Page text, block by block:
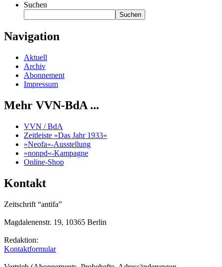
Suchen
Suchen
Navigation
Aktuell
Archiv
Abonnement
Impressum
Mehr VVN-BdA ...
VVN / BdA
Zeitleiste »Das Jahr 1933«
»Neofa«-Ausstellung
»nonpd«-Kampagne
Online-Shop
Kontakt
Zeitschrift “antifa”
Magdalenenstr. 19, 10365 Berlin
Redaktion:
Kontaktformular